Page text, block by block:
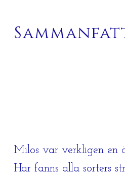
Milos var verkligen en
Här fanns alla sorters